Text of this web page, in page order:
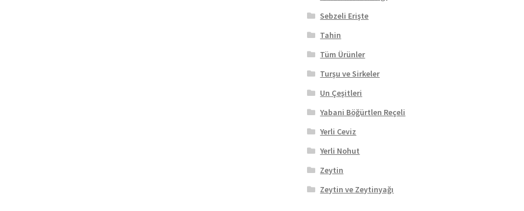
Sebzeli Erişte
Tahin
Tüm Ürünler
Turşu ve Sirkeler
Un Çeşitleri
Yabani Böğürtlen Reçeli
Yerli Ceviz
Yerli Nohut
Zeytin
Zeytin ve Zeytinyağı